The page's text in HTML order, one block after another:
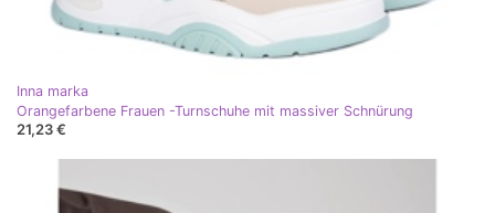
Inna marka
Orangefarbene Frauen -Turnschuhe mit massiver Schnürung
21,23 €